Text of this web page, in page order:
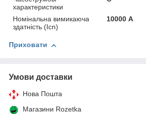
характеристики
Номінальна вимикаюча
здатність (Icn)
10000 А
Приховати
Умови доставки
Нова Пошта
Магазини Rozetka